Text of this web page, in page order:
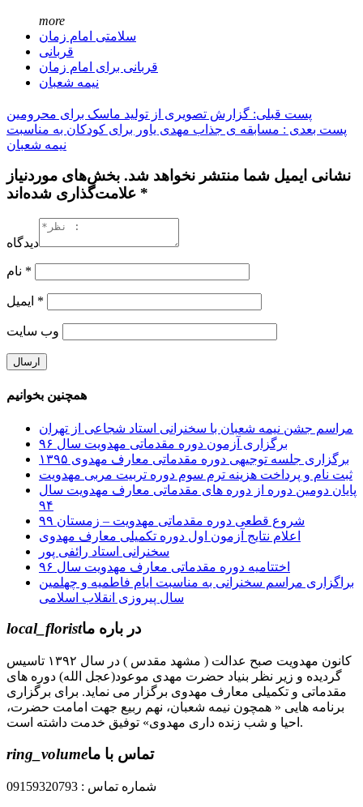
more
سلامتی امام زمان
قربانی
قربانی برای امام زمان
نیمه شعبان
پست قبلی: گزارش تصویری از تولید ماسک برای محرومین
پست بعدی : مسابقه ی جذاب مهدی یاور برای کودکان به مناسبت
نیمه شعبان
نشانی ایمیل شما منتشر نخواهد شد. بخش‌های موردنیاز
علامت‌گذاری شده‌اند *
دیدگاه
*
*
وب‌ سایت
همچنین بخوانیم
مراسم جشن نیمه شعبان با سخنرانی استاد شجاعی از تهران
برگزاری آزمون دوره مقدماتی مهدویت سال ۹۶
برگزاری جلسه توجیهی دوره مقدماتی معارف مهدوی ۱۳۹۵
ثبت نام و پرداخت هزینه ترم سوم دوره تربیت مربی مهدویت
پایان دومین دوره از دوره های مقدماتی معارف مهدویت سال
۹۴
شروع قطعی دوره مقدماتی مهدویت – زمستان ۹۹
اعلام نتایج آزمون اول دوره تکمیلی معارف مهدوی
سخنرانی استاد رائفی پور
اختتامیه دوره مقدماتی معارف مهدویت سال ۹۶
براگزاری مراسم سخنرانی به مناسبت ایام فاطمیه و چهلمین
سال پیروزی انقلاب اسلامی
local_floristدر باره ما
کانون مهدویت صبح عدالت ( مشهد مقدس ) در سال ۱۳۹۲ تاسیس
گردیده و زیر نظر بنیاد حضرت مهدی موعود(عجل الله) دوره های
مقدماتی و تکمیلی معارف مهدوی برگزار می نماید. برای برگزاری
برنامه هایی « همچون نیمه شعبان، نهم ربیع جهت امامت حضرت،
احیا و شب زنده داری مهدوی» توفیق خدمت داشته است.
ring_volumeتماس با ما
شماره تماس : 09159320793